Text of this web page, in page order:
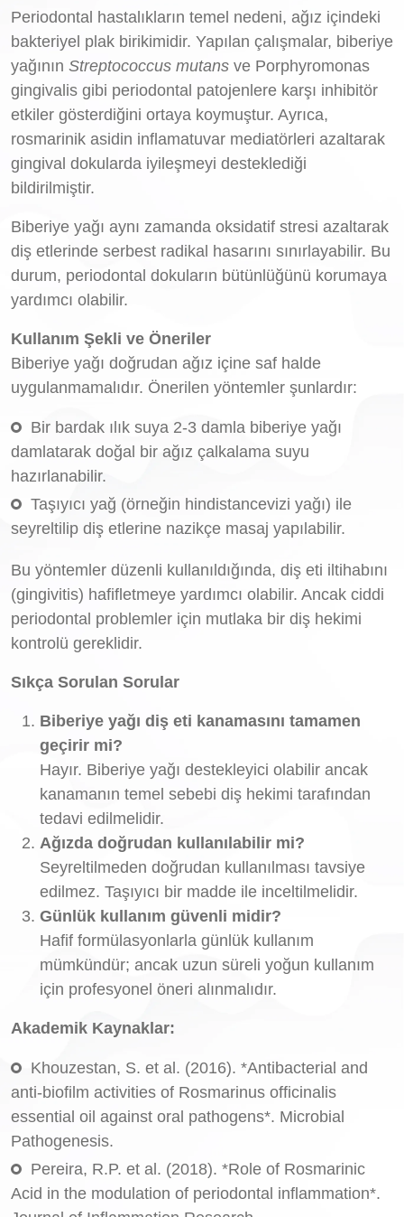
Periodontal hastalıkların temel nedeni, ağız içindeki
bakteriyel plak birikimidir. Yapılan çalışmalar, biberiye
yağının Streptococcus mutans ve Porphyromonas
gingivalis gibi periodontal patojenlere karşı inhibitör
etkiler gösterdiğini ortaya koymuştur. Ayrıca,
rosmarinik asidin inflamatuvar mediatörleri azaltarak
gingival dokularda iyileşmeyi desteklediği
bildirilmiştir.
Biberiye yağı aynı zamanda oksidatif stresi azaltarak
diş etlerinde serbest radikal hasarını sınırlayabilir. Bu
durum, periodontal dokuların bütünlüğünü korumaya
yardımcı olabilir.
Kullanım Şekli ve Öneriler
Biberiye yağı doğrudan ağız içine saf halde
uygulanmamalıdır. Önerilen yöntemler şunlardır:
Bir bardak ılık suya 2-3 damla biberiye yağı
damlatarak doğal bir ağız çalkalama suyu
hazırlanabilir.
Taşıyıcı yağ (örneğin hindistancevizi yağı) ile
seyreltilip diş etlerine nazikçe masaj yapılabilir.
Bu yöntemler düzenli kullanıldığında, diş eti iltihabını
(gingivitis) hafifletmeye yardımcı olabilir. Ancak ciddi
periodontal problemler için mutlaka bir diş hekimi
kontrolü gereklidir.
Sıkça Sorulan Sorular
Biberiye yağı diş eti kanamasını tamamen
geçirir mi?
Hayır. Biberiye yağı destekleyici olabilir ancak
kanamanın temel sebebi diş hekimi tarafından
tedavi edilmelidir.
Ağızda doğrudan kullanılabilir mi?
Seyreltilmeden doğrudan kullanılması tavsiye
edilmez. Taşıyıcı bir madde ile inceltilmelidir.
Günlük kullanım güvenli midir?
Hafif formülasyonlarla günlük kullanım
mümkündür; ancak uzun süreli yoğun kullanım
için profesyonel öneri alınmalıdır.
Akademik Kaynaklar:
Khouzestan, S. et al. (2016). *Antibacterial and
anti-biofilm activities of Rosmarinus officinalis
essential oil against oral pathogens*. Microbial
Pathogenesis.
Pereira, R.P. et al. (2018). *Role of Rosmarinic
Acid in the modulation of periodontal inflammation*.